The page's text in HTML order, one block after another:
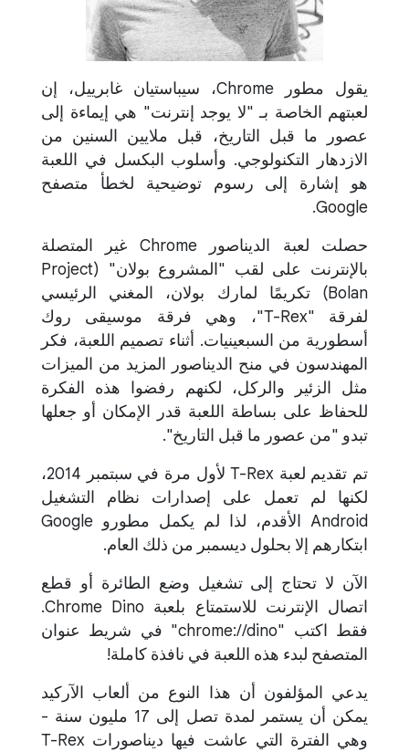
يقول مطور Chrome، سيباستيان غابرييل، إن
لعبتهم الخاصة بـ "لا يوجد إنترنت" هي إيماءة إلى
عصور ما قبل التاريخ، قبل ملايين السنين من
الازدهار التكنولوجي. وأسلوب البكسل في اللعبة
هو إشارة إلى رسوم توضيحية لخطأ متصفح
Google.
حصلت لعبة الديناصور Chrome غير المتصلة
بالإنترنت على لقب "المشروع بولان" (Project
Bolan) تكريمًا لمارك بولان، المغني الرئيسي
لفرقة "T-Rex"، وهي فرقة موسيقى روك
أسطورية من السبعينيات. أثناء تصميم اللعبة، فكر
المهندسون في منح الديناصور المزيد من الميزات
مثل الزئير والركل، لكنهم رفضوا هذه الفكرة
للحفاظ على بساطة اللعبة قدر الإمكان أو جعلها
تبدو "من عصور ما قبل التاريخ".
تم تقديم لعبة T-Rex لأول مرة في سبتمبر 2014،
لكنها لم تعمل على إصدارات نظام التشغيل
Android الأقدم، لذا لم يكمل مطورو Google
ابتكارهم إلا بحلول ديسمبر من ذلك العام.
الآن لا تحتاج إلى تشغيل وضع الطائرة أو قطع
اتصال الإنترنت للاستمتاع بلعبة Chrome Dino.
فقط اكتب "chrome://dino" في شريط عنوان
المتصفح لبدء هذه اللعبة في نافذة كاملة!
يدعي المؤلفون أن هذا النوع من ألعاب الآركيد
يمكن أن يستمر لمدة تصل إلى 17 مليون سنة -
وهي الفترة التي عاشت فيها ديناصورات T-Rex